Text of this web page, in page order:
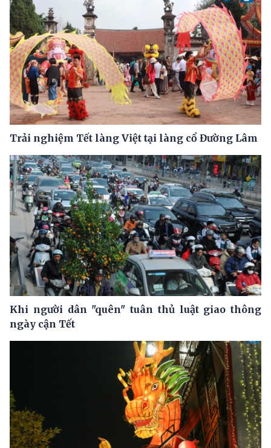
Trải nghiệm Tết làng Việt tại làng cổ Đường Lâm
Khi người dân "quên" tuân thủ luật giao thông
ngày cận Tết